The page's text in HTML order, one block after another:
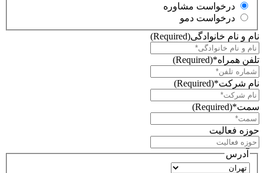
درخواست مشاوره
درخواست دمو
نام و نام خانوادگی(Required)
تلفن همراه*(Required)
نام شرکت*(Required)
سمت*(Required)
حوزه فعالیت
آدرس